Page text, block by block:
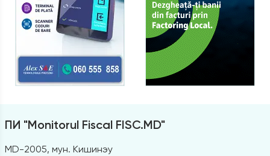
ПИ "Monitorul Fiscal FISC.MD"
MD-2005, мун. Кишинэу